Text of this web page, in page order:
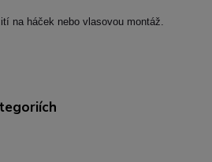
na háček nebo vlasovou montáž.